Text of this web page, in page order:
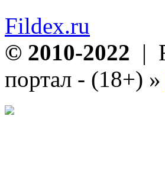
Fildex.ru
© 2010-2022 |
портал - (18+) »